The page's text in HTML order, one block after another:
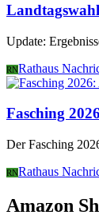
Update:
RNRathaus
Fasching
Der Fasching
RNRathaus
Amazon